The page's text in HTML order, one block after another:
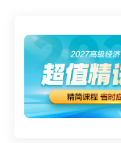
卷，将给予考
（九）考生在
考试工作人员
行为的，按照